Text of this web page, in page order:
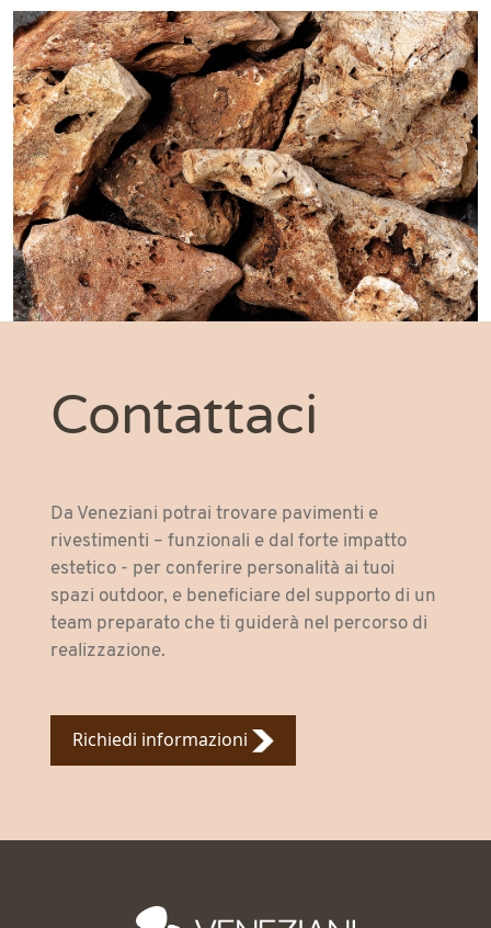
Contattaci
Da Veneziani potrai trovare pavimenti e
rivestimenti – funzionali e dal forte impatto
estetico - per conferire personalità ai tuoi
spazi outdoor, e beneficiare del supporto di un
team preparato che ti guiderà nel percorso di
realizzazione.
Richiedi informazioni